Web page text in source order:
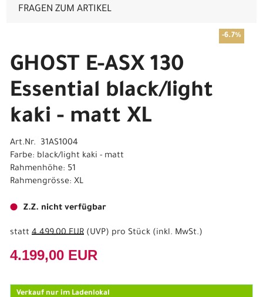
FRAGEN ZUM ARTIKEL
-6.7%
GHOST E-ASX 130
Essential black/light
kaki - matt XL
Art.Nr. 31AS1004
Farbe: black/light kaki - matt
Rahmenhöhe: 51
Rahmengrösse: XL
Z.Z. nicht verfügbar
statt 4.499,00 EUR (UVP) pro Stück (inkl. MwSt.)
4.199,00 EUR
Verkauf nur im Ladenlokal